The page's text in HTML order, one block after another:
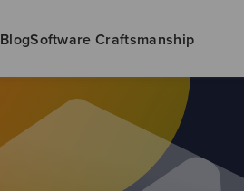
BlogSoftware Craftsmanship